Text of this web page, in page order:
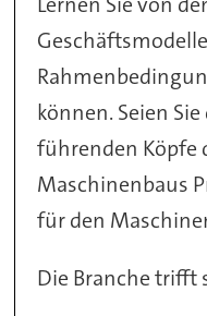
können. Seien
führenden Köpfe
Maschinenbaus
für den
Die Branche trifft